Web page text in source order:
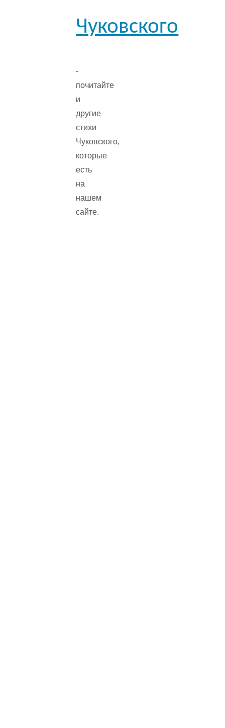
Чуковского
-
почитайте
и
другие
стихи
Чуковского,
которые
есть
на
нашем
сайте.